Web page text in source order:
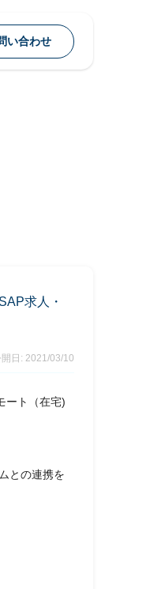
い合わせ
求人・
日: 2021/03/10
ート（在宅)
との連携を